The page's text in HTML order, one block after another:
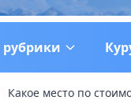
рубрики
Какое место по